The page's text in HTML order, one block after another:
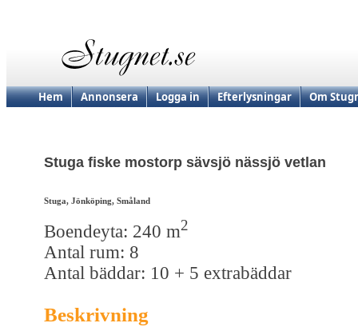
Hem Annonsera Logga in Efterlysningar Om
Stuga fiske mostorp sävsjö nässjö vetlan
Stuga, Jönköping, Småland
Boendeyta: 240 m2
Antal rum: 8
Antal bäddar: 10 + 5 extrabäddar
Beskrivning